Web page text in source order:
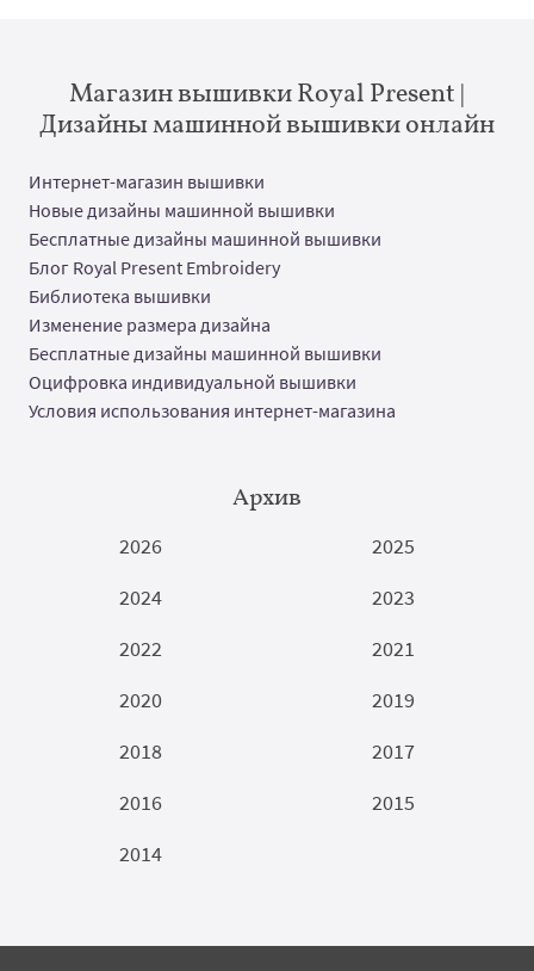
Магазин вышивки Royal Present |
Дизайны машинной вышивки онлайн
Интернет-магазин вышивки
Новые дизайны машинной вышивки
Бесплатные дизайны машинной вышивки
Блог Royal Present Embroidery
Библиотека вышивки
Изменение размера дизайна
Бесплатные дизайны машинной вышивки
Оцифровка индивидуальной вышивки
Условия использования интернет-магазина
Архив
2026
2025
2024
2023
2022
2021
2020
2019
2018
2017
2016
2015
2014